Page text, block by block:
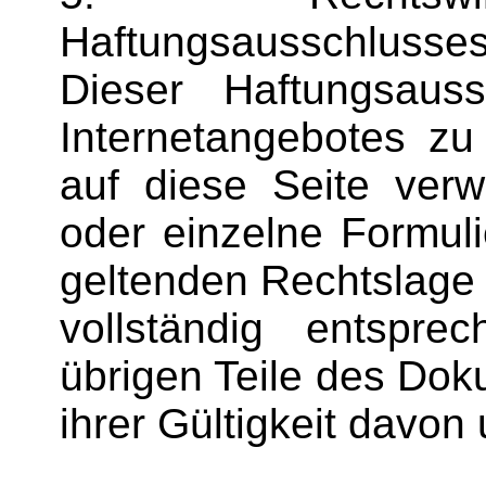
Dieser
Internetangebotes
auf diese Seite
oder einzelne
geltenden
vollständig
übrigen Teile des
ihrer Gültigkeit davon